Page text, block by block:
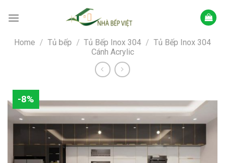
Home / Tủ bếp / Tủ Bếp Inox 304 / Tủ Bếp Inox 304
Cánh Acrylic
-8%